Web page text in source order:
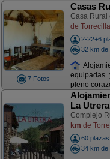
7 Fotos
Casas
Casa Rural
de
2-22+6
32 km de
equipadas
pleno
La Utrera
Complejo
km de
60 plazas
34 km de